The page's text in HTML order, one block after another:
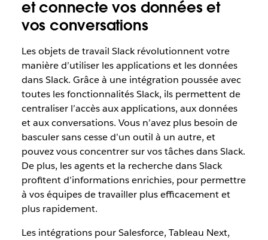
et connecte vos données et
vos conversations
Les objets de travail Slack révolutionnent votre
manière d’utiliser les applications et les données
dans Slack. Grâce à une intégration poussée avec
toutes les fonctionnalités Slack, ils permettent de
centraliser l’accès aux applications, aux données
et aux conversations. Vous n’avez plus besoin de
basculer sans cesse d’un outil à un autre, et
pouvez vous concentrer sur vos tâches dans Slack.
De plus, les agents et la recherche dans Slack
profitent d’informations enrichies, pour permettre
à vos équipes de travailler plus efficacement et
plus rapidement.
Les intégrations pour Salesforce, Tableau Next,